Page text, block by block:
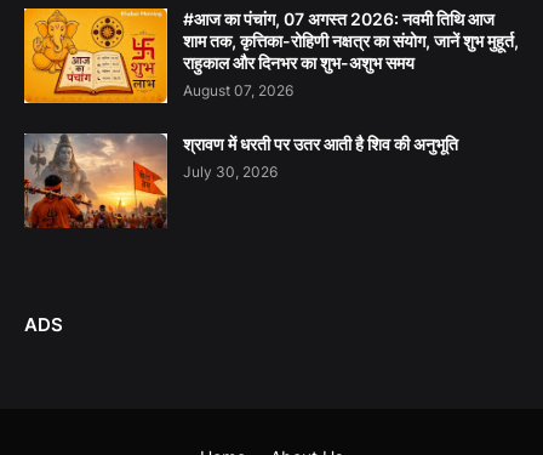
#आज का पंचांग, 07 अगस्त 2026: नवमी तिथि आज
शाम तक, कृत्तिका-रोहिणी नक्षत्र का संयोग, जानें शुभ मुहूर्त,
राहुकाल और दिनभर का शुभ-अशुभ समय
August 07, 2026
श्रावण में धरती पर उतर आती है शिव की अनुभूति
July 30, 2026
ADS